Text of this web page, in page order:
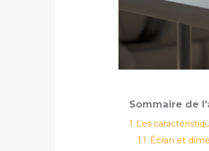
Sommaire de
1
Les
1.1
Écran et